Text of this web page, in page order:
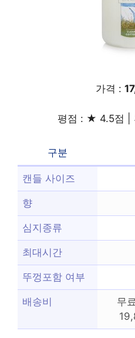
가격 :
평점 : ★ 4.5점 |
구분
캔들 사이즈
향
심지종류
최대시간
뚜껑포함 여부
배송비
무